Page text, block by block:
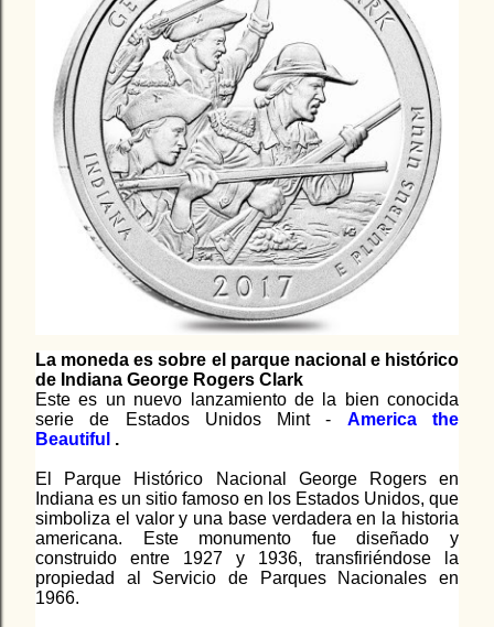
La moneda es sobre el parque nacional e histórico
de Indiana George Rogers Clark
Este es un nuevo lanzamiento de la bien conocida
serie de Estados Unidos Mint - America the
Beautiful .
El Parque Histórico Nacional George Rogers en
Indiana es un sitio famoso en los Estados Unidos, que
simboliza el valor y una base verdadera en la historia
americana. Este monumento fue diseñado y
construido entre 1927 y 1936, transfiriéndose la
propiedad al Servicio de Parques Nacionales en
1966.